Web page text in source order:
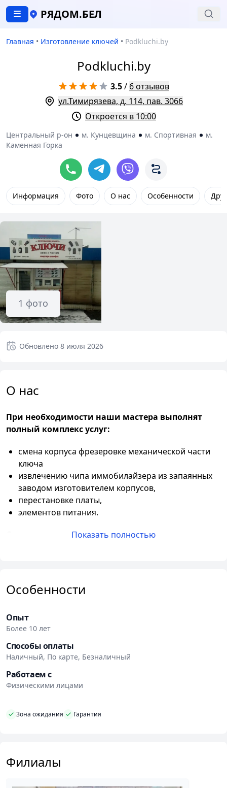
РЯДОМ.БЕЛ
Главная • Изготовление ключей • Podkluchi.by
Podkluchi.by
3.5/ 6 отзывов
ул.Тимирязева, д. 114, пав. 3066
Откроется в 10:00
Центральный р-он м. Кунцевщина м. Спортивная
м.
Каменная Горка
Информация Фото О нас Особенности
1 фото
Обновлено 8 июля 2026
О нас
При необходимости наши мастера выполнят
полный комплекс услуг:
смена корпуса фрезеровке механической части
ключа
извлечению чипа иммобилайзера из запаянных
заводом изготовителем корпусов,
перестановке платы,
элементов питания.
Среди перечня услуг:
Изготовление чипов для автозапуска
Изготовление ключей по блокам и замкам
Вскрытие автомобиля
Замена корпуса чипа ключа
Замена элементов питания
Заточка инструмента
место.
высококвалифицированного специалиста
проводится бесплатно.
Показать полностью
Особенности
Опыт
Более 10 лет
Способы оплаты
Наличный, По карте, Безналичный
Работаем с
Физическими лицами
Зона ожидания Гарантия
Филиалы